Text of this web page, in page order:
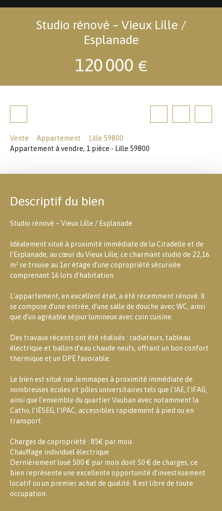
Studio rénové – Vieux Lille /
Esplanade
120 000 €
Vente Appartement
Lille 59800
Appartement à vendre, 1 pièce - Lille 59800
Descriptif du bien
Studio rénové – Vieux Lille / Esplanade
Idéalement situé à proximité immédiate de la Citadelle et de
l’Esplanade, au cœur du Vieux Lille, ce charmant studio de 22,16
m² se trouve au 1er étage d’une copropriété sécurisée
comprenant 16 lots d’habitation.
L’appartement, en excellent état, a été récemment rénové. Il
se compose d’une entrée, d’une salle de douche avec WC, ainsi
que d’un agréable séjour lumineux avec coin cuisine.
Des travaux récents ont été réalisés : radiateurs, tableau
électrique et ballon d’eau chaude neufs, offrant un bon confort
thermique et un DPE favorable.
Le bien est situé rue Jemmapes à proximité immédiate de
nombreuses écoles et pôles universitaires tels que l’IAE, l’IFAG,
ainsi que l’ensemble du quartier Vauban avec notamment la
Catho, l’IÉSEG, l’IPAC, accessibles rapidement à pied ou en
transport.
Charges de copropriété : 85€ par mois
Chauffage individuel électrique
Dernièrement loué 500 € par mois dont 50 € de charges, ce
bien représente une excellente opportunité d’investissement
locatif ou un premier achat de qualité. Il est libre de toute
occupation.